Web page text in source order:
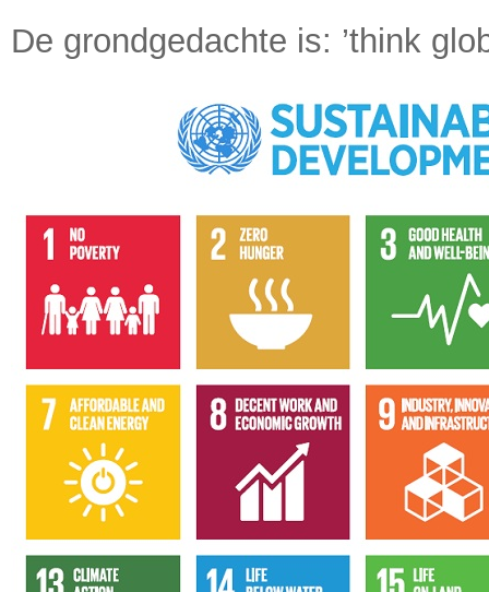
De grondgedachte is: ’think